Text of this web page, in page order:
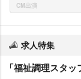
CM出演
求人特集
「福祉調理スタ